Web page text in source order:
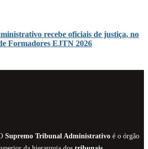
recebe oficiais de justiça, no
Formadores EJTN 2026
Supremo Tribunal Administrativoé o órgão